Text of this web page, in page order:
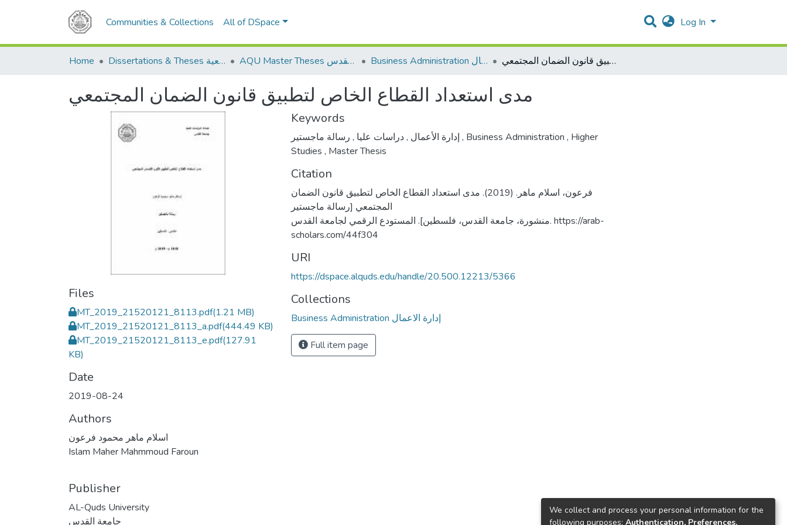
Communities & Collections All of DSpace Log In
Home Dissertations & Theses الرسائل الجامعية AQU Master Theses الرسائل الجامعية الخاصة بجامعة القدس Business Administration إدارة الاعمال مدى استعداد القطاع الخاص لتطبيق قانون الضمان المجتمعي
مدى استعداد القطاع الخاص لتطبيق قانون الضمان المجتمعي
Files
MT_2019_21520121_8113.pdf(1.21 MB)
MT_2019_21520121_8113_a.pdf(444.49 KB)
MT_2019_21520121_8113_e.pdf(127.91
KB)
Date
2019-08-24
Authors
اسلام ماهر محمود فرعون
Islam Maher Mahmmoud Faroun
Publisher
AL-Quds University
جامعة القدس
Keywords
إدارة الأعمال ,دراسات عليا , , Business Administration , Higher
Studies , Master Thesis
Citation
فرعون، اسلام ماهر. (2019). مدى استعداد القطاع الخاص لتطبيق قانون الضمان
المجتمعي [رسالة ماجستير
منشورة، جامعة القدس، فلسطين]. المستودع الرقمي لجامعة القدس. https://arab-
scholars.com/44f304
URI
https://dspace.alquds.edu/handle/20.500.12213/5366
Collections
Business Administration إدارة الاعمال
Full item page
We collect and process your personal information for the
following purposes: Authentication, Preferences,